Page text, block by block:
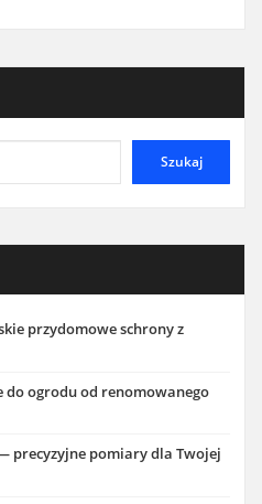
Szukaj
przydomowe schrony z
do ogrodu od renomowanego
precyzyjne pomiary dla Twojej